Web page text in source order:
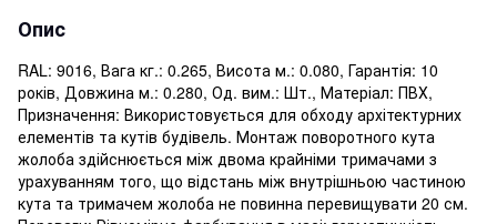
Опис
RAL: 9016, Вага кг.: 0.265, Висота м.: 0.080, Гарантія: 10
років, Довжина м.: 0.280, Од. вим.: Шт., Матеріал: ПВХ,
Призначення: Використовується для обходу архітектурних
елементів та кутів будівель. Монтаж поворотного кута
жолоба здійснюється між двома крайніми тримачами з
урахуванням того, що відстань між внутрішньою частиною
кута та тримачем жолоба не повинна перевищувати 20 см.